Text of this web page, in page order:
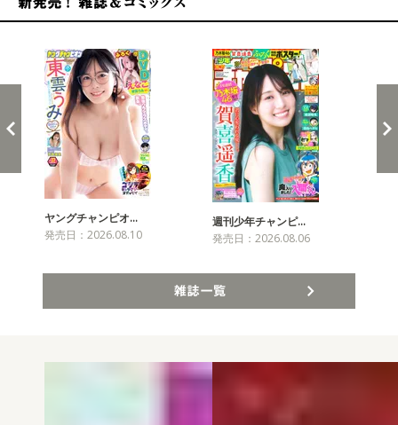
ヤングチャンピオ…
発売日：2026.08.10
週刊少年チャンピ…
発売日：2026.08.06